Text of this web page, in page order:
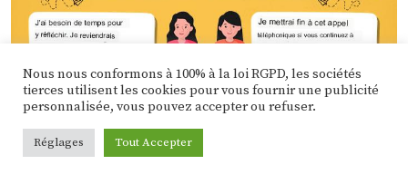
Nous nous conformons à 100% à la loi RGPD, les sociétés
tierces utilisent les cookies pour vous fournir une publicité
personnalisée, vous pouvez accepter ou refuser.
Réglages Tout Accepter